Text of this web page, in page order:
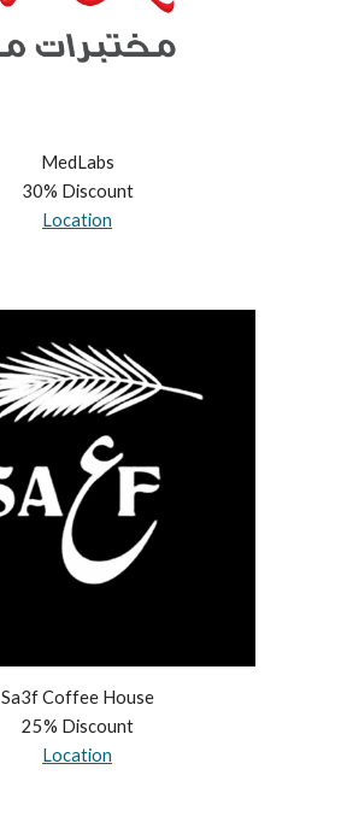
MedLabs
30% Discount
Location
Sa3f Coffee House
25% Discount
Location